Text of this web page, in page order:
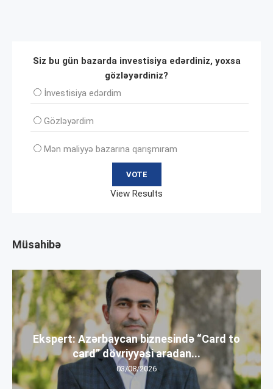
Siz bu gün bazarda investisiya edərdiniz, yoxsa
gözləyərdiniz?
İnvеstisiya edərdim
Gözləyərdim
Mən maliyyə bazarına qarışmıram
View Results
Müsahibə
Ekspert: Azərbaycan biznesində “Card to
card” dövriyyəsi aradan...
03/08/2026